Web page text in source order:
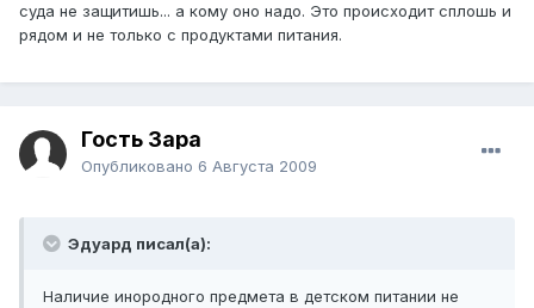
суда не защитишь... а кому оно надо. Это происходит сплошь и
рядом и не только с продуктами питания.
Гость Зара
Опубликовано 6 Августа 2009
Эдуард писал(а):
Наличие инородного предмета в детском питании не